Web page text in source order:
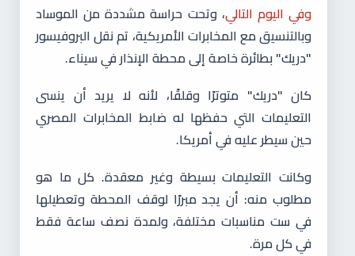
وفي اليوم التالي، وتحت حراسة مشددة من الموساد
وبالتنسيق مع المخابرات الأمريكية، تم نقل البروفيسور
"دريك" بطائرة خاصة إلى محطة الإنذار في سيناء.
كان "دريك" متوترًا وقلقًا، لأنه لا يريد أن ينسى
التعليمات التي حفظها له ضابط المخابرات المصري
حين سيطر عليه في أمريكا.
وكانت التعليمات بسيطة وغير معقدة. كل ما هو
مطلوب منه: أن يجد مبررًا لوقف المحطة وتعطيلها
في ست مناسبات مختلفة، ولمدة نصف ساعة فقط
في كل مرة.